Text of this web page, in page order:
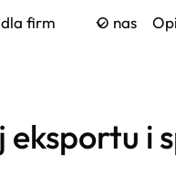
firm O nas
i